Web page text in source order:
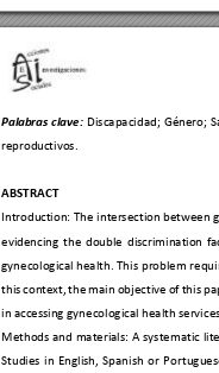
Palabras clave: Discapacidad; Género;
reproductivos.
ABSTRACT
Introduction: The intersection between g
evidencing the double discrimination
gynecological health. This problem
this context, the main objective of this
in accessing gynecological health
Method s and materials: A systematic
Studies in English, Spanish or Por